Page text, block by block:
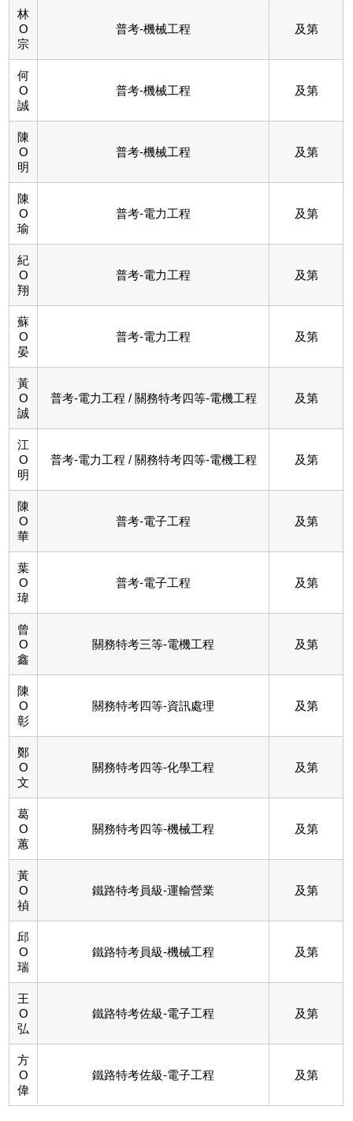
林
O
宗
普考-機械工程 及第
何
O
誠
普考-機械工程 及第
陳
O
明
普考-機械工程 及第
陳
O
瑜
普考-電力工程 及第
紀
O
翔
普考-電力工程 及第
蘇
O
晏
普考-電力工程 及第
黃
O
誠
普考-電力工程 / 關務特考四等-電機工程 及第
江
O
明
普考-電力工程 / 關務特考四等-電機工程 及第
陳
O
華
普考-電子工程 及第
葉
O
瑋
普考-電子工程 及第
曾
O
鑫
關務特考三等-電機工程 及第
陳
O
彰
關務特考四等-資訊處理 及第
鄭
O
文
關務特考四等-化學工程 及第
葛
O
蕙
關務特考四等-機械工程 及第
黃
O
禎
鐵路特考員級-運輸營業 及第
邱
O
瑞
鐵路特考員級-機械工程 及第
王
O
弘
鐵路特考佐級-電子工程 及第
方
O
偉
鐵路特考佐級-電子工程 及第